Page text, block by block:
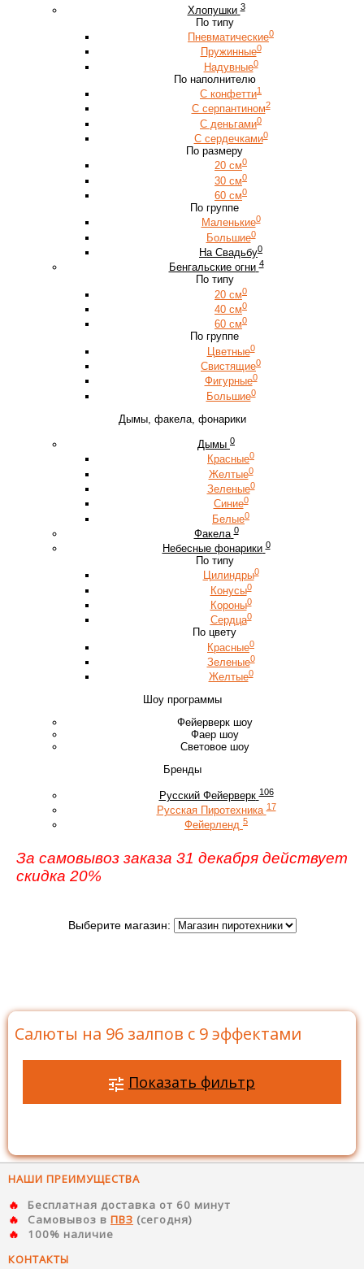
Хлопушки 3
По типу
Пневматические0
Пружинные0
Надувные0
По наполнителю
С конфетти1
С серпантином2
С деньгами0
С сердечками0
По размеру
20 см0
30 см0
60 см0
По группе
Маленькие0
Большие0
На Свадьбу0
Бенгальские огни 4
По типу
20 см0
40 см0
60 см0
По группе
Цветные0
Свистящие0
Фигурные0
Большие0
Дымы, факела, фонарики
Дымы 0
Красные0
Желтые0
Зеленые0
Синие0
Белые0
Факела 0
Небесные фонарики 0
По типу
Цилиндры0
Конусы0
Короны0
Сердца0
По цвету
Красные0
Зеленые0
Желтые0
Шоу программы
Фейерверк шоу
Фаер шоу
Световое шоу
Бренды
Русский Фейерверк 106
Русская Пиротехника 17
Фейерленд 5
За самовывоз заказа 31 декабря действует
скидка 20%
Выберите магазин:
Салюты на 96 залпов с 9 эффектами
Показать фильтр
НАШИ ПРЕИМУЩЕСТВА
Бесплатная доставка от 60 минут
Самовывоз в ПВЗ (сегодня)
100% наличие
КОНТАКТЫ